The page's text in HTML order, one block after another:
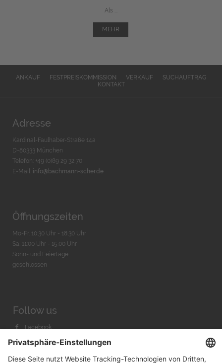
Als ...
MEHR
ANKAUF FESTPREISKOMMISSION VERKAUF
SUCHAUFTRAG
KONTAKT
Adresse
Kardinal-Faulhaber-Straße 14a
D-80333 München
Telefon: +49 (0)89 29 32 70
E-Mail: info@bachmann-scher.de
Öffnungszeiten
Mo-Fr. 10:30 Uhr - 18:30 Uhr
Sa. 11:00 Uhr - 15.00 Uhr
Sonn- und Feiertage
geschlossen
Follow us
Facebook
Instagram
Youtube